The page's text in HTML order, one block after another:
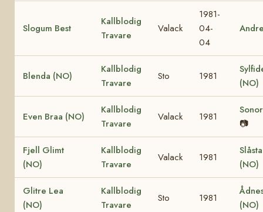
Slogum Best
Kallblodig
Travare
Valack
1981-
04-
04
Blenda (NO)
Kallblodig
Travare
Sto 1981
(NO)
Even Braa (NO)
Kallblodig
Travare
Valack 1981
📷
Fjell Glimt
(NO)
Kallblodig
Travare
Valack 1981
(NO)
Glitre Lea
(NO)
Kallblodig
Travare
Sto 1981
(NO)